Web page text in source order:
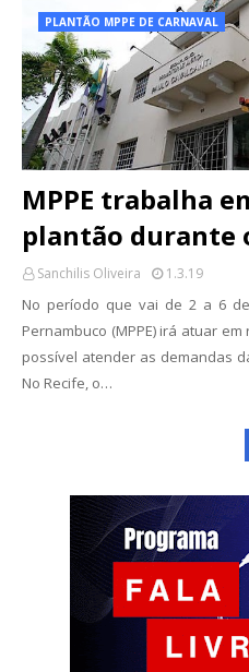
PLANTÃO MPPE DE CARNAVAL
MPPE trabalha
plantão durante
Sanchilis Oliveira 1.3.19
No período que vai de 2 a 6
Pernambuco (MPPE) irá atuar
possível atender as demandas
No Recife, o…